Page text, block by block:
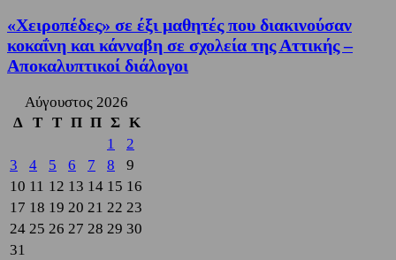
«Χειροπέδες» σε έξι μαθητές που διακινούσαν
κοκαΐνη και κάνναβη σε σχολεία της Αττικής –
Αποκαλυπτικοί διάλογοι
Αύγουστος 2026
Δ
Τ Τ Π Π Σ Κ
1
2
3
4 5 6 7 8
9
10 11 12 13 14 15 16
17 18 19 20 21 22 23
24 25 26 27 28 29 30
31